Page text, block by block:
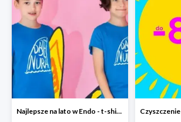
Najlepsze na lato w Endo - t-shirty od 9,90 zł i krótkie spodenki od 19,90 zł